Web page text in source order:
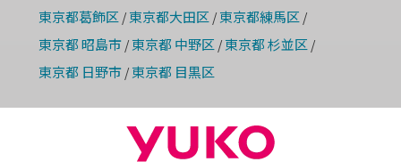
東京都葛飾区/ 東京都大田区/ 東京都練馬区/
東京都 昭島市/ 東京都 中野区/ 東京都 杉並区/
東京都 日野市/ 東京都 目黒区